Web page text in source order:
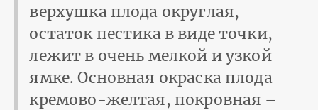
верхушка плода округлая,
остаток пестика в виде точки,
лежит в очень мелкой и узкой
ямке. Основная окраска плода
кремово-желтая, покровная –